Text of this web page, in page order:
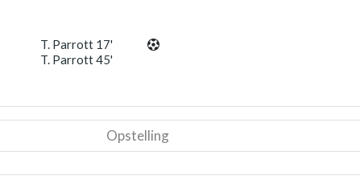
T. Parrott 17'
T. Parrott 45'
Opstelling